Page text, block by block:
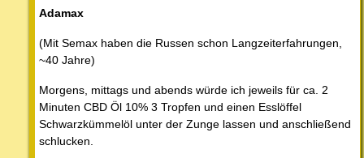
Adamax
(Mit Semax haben die Russen schon Langzeiterfahrungen,
~40 Jahre)
Morgens, mittags und abends würde ich jeweils für ca. 2
Minuten CBD Öl 10% 3 Tropfen und einen Esslöffel
Schwarzkümmelöl unter der Zunge lassen und anschließend
schlucken.